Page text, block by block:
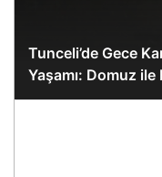
Tunceli’de Gece
Yaşamı: Domuz ile